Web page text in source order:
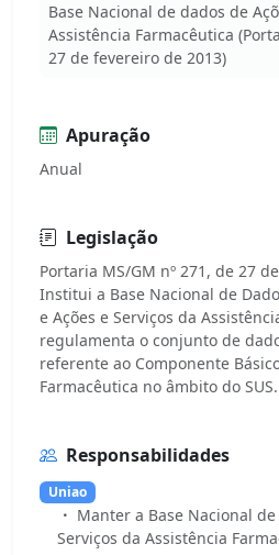
Base Nacional de dados de
Assistência Farmacêutica
27 de fevereiro de 2013)
Apuração
Anual
Legislação
Portaria MS/GM nº 271, de 27
Institui a Base Nacional de
e Ações e Serviços da
regulamenta o conjunto de
referente ao Componente
Responsabilidades
Uniao
Manter a Base Nacional
Serviços da Assistência